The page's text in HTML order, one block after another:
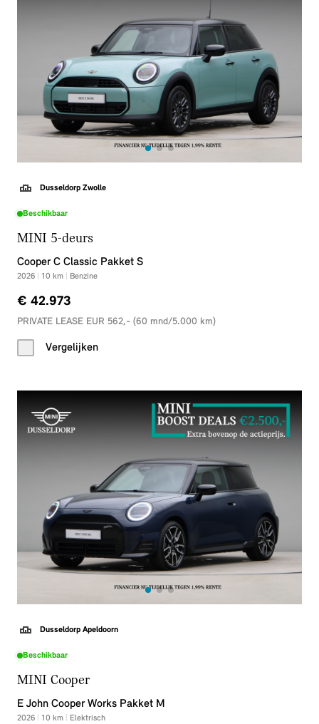
Dusseldorp Zwolle
Beschikbaar
MINI 5-deurs
Cooper C Classic Pakket S
2026 10 km Benzine
€ 42.973
PRIVATE LEASE EUR 562,- (60 mnd/5.000 km)
Vergelijken
Dusseldorp Apeldoorn
Beschikbaar
MINI Cooper
E John Cooper Works Pakket M
2026 10 km Elektrisch